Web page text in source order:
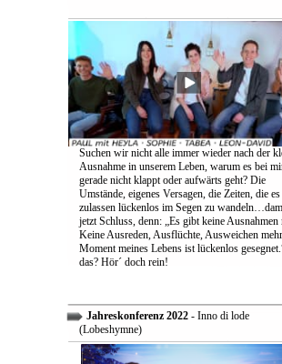
Suchen wir nicht alle immer wieder nach der
Ausnahme in unserem Leben, warum es bei
gerade nicht klappt oder aufwärts geht? Die
Umstände, eigenes Versagen, die Zeiten, die
zulassen lückenlos im Segen zu
jetzt Schluss, denn: „Es gibt keine Ausnahmen
Keine Ausreden, Ausflüchte, Ausweichen
Moment meines Lebens ist lückenlos
das? Hör´ doch rein!
Jahreskonferenz 2022- Inno di lode
(Lobeshymne)